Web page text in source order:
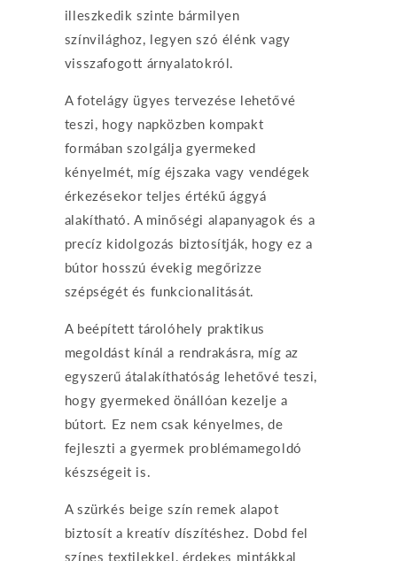
illeszkedik szinte bármilyen
színvilághoz, legyen szó élénk vagy
visszafogott árnyalatokról.
A fotelágy ügyes tervezése lehetővé
teszi, hogy napközben kompakt
formában szolgálja gyermeked
kényelmét, míg éjszaka vagy vendégek
érkezésekor teljes értékű ággyá
alakítható. A minőségi alapanyagok és a
precíz kidolgozás biztosítják, hogy ez a
bútor hosszú évekig megőrizze
szépségét és funkcionalitását.
A beépített tárolóhely praktikus
megoldást kínál a rendrakásra, míg az
egyszerű átalakíthatóság lehetővé teszi,
hogy gyermeked önállóan kezelje a
bútort. Ez nem csak kényelmes, de
fejleszti a gyermek problémamegoldó
készségeit is.
A szürkés beige szín remek alapot
biztosít a kreatív díszítéshez. Dobd fel
színes textilekkel, érdekes mintákkal